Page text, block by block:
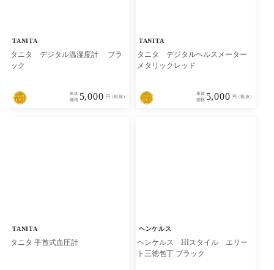
TANITA
タニタ デジタル温湿度計 ブラ
ック
単体
価格 5,000 円 (税抜)
TANITA
タニタ デジタルヘルスメーター
メタリックレッド
単体
価格 5,000 円 (税抜)
TANITA
タニタ 手首式血圧計
ヘンケルス
ヘンケルス HIスタイル エリー
ト三徳包丁 ブラック